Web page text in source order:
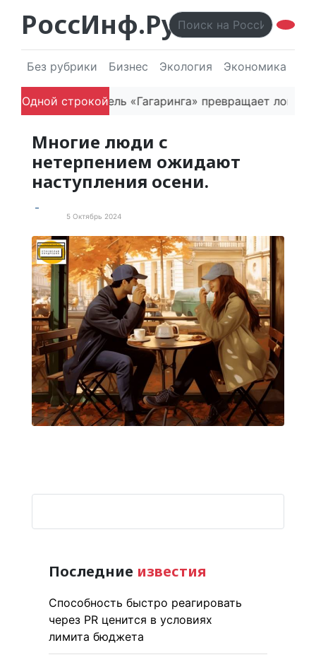
РоссИнф.Ру
Без рубрики Бизнес Экология Экономика
Одной строкой
Как основатель «Гагаринга» превращает
Многие люди с
нетерпением ожидают
наступления осени.
5 Октябрь 2024
Последние известия
Способность быстро реагировать
через PR ценится в условиях
лимита бюджета